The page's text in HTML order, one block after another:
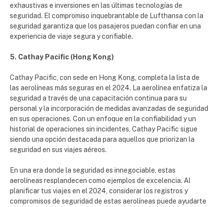
exhaustivas e inversiones en las últimas tecnologías de
seguridad. El compromiso inquebrantable de Lufthansa con la
seguridad garantiza que los pasajeros puedan confiar en una
experiencia de viaje segura y confiable.
5. Cathay Pacific (Hong Kong)
Cathay Pacific, con sede en Hong Kong, completa la lista de
las aerolíneas más seguras en el 2024. La aerolínea enfatiza la
seguridad a través de una capacitación continua para su
personal y la incorporación de medidas avanzadas de seguridad
en sus operaciones. Con un enfoque en la confiabilidad y un
historial de operaciones sin incidentes, Cathay Pacific sigue
siendo una opción destacada para aquellos que priorizan la
seguridad en sus viajes aéreos.
En una era donde la seguridad es innegociable, estas
aerolíneas resplandecen como ejemplos de excelencia. Al
planificar tus viajes en el 2024, considerar los registros y
compromisos de seguridad de estas aerolíneas puede ayudarte